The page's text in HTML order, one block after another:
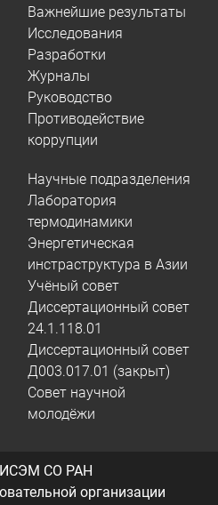
Важнейшие результаты
Исследования
Разработки
Журналы
Руководство
Противодействие
коррупции
Научные подразделения
Лаборатория
термодинамики
Энергетическая
инстраструктура в Азии
Учёный совет
Диссертационный совет
24.1.118.01
Диссертационный совет
Д003.017.01 (закрыт)
Совет научной
молодёжи
ИСЭМ СО РАН
организации